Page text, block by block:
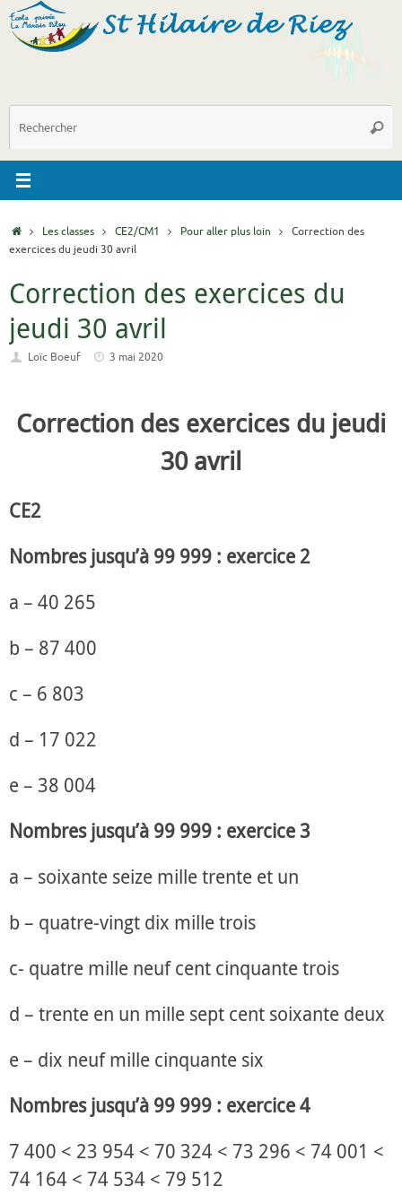
Passer
au
contenu
AccueilLes classes CE2/CM1 Pour aller plus loin
Correction des
exercices du jeudi 30 avril
Correction des exercices du
jeudi 30 avril
Loïc Boeuf 3 mai 2020
Correction des exercices du jeudi
30 avril
CE2
Nombres jusqu’à 99 999 : exercice 2
a – 40 265
b – 87 400
c – 6 803
d – 17 022
e – 38 004
Nombres jusqu’à 99 999 : exercice 3
a – soixante seize mille trente et un
b – quatre-vingt dix mille trois
c- quatre mille neuf cent cinquante trois
d – trente en un mille sept cent soixante deux
e – dix neuf mille cinquante six
Nombres jusqu’à 99 999 : exercice 4
7 400 < 23 954 < 70 324 < 73 296 < 74 001 <
74 164 < 74 534 < 79 512